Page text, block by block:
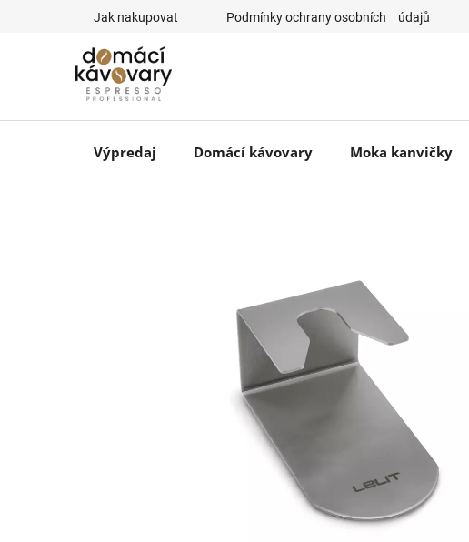
Jak nakupovat ⠀Podmínky ochrany osobních ⠀údajů
Výpredaj Domácí kávovary Moka kanvičky